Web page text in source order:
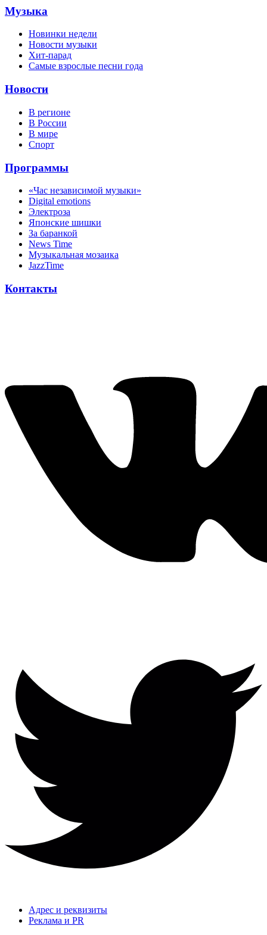
Музыка
Новинки недели
Новости музыки
Хит-парад
Самые взрослые песни года
Новости
В регионе
В России
В мире
Спорт
Программы
«Час независимой музыки»
Digital emotions
Электроза
Японскиe шишки
За баранкой
News Time
Музыкальная мозаика
JazzTime
Контакты
Адрес и реквизиты
Реклама и PR